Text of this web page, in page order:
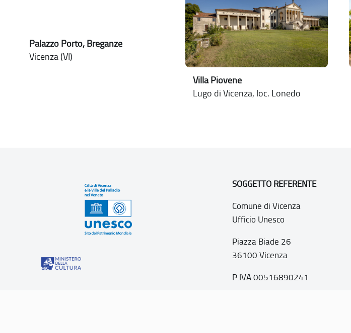
Palazzo Porto, Breganze
Vicenza (VI)
Villa Piovene
Lugo di Vicenza, loc. Lonedo
SOGGETTO REFERENTE
Comune di Vicenza
Ufficio Unesco
Piazza Biade 26
36100 Vicenza
P.IVA 00516890241